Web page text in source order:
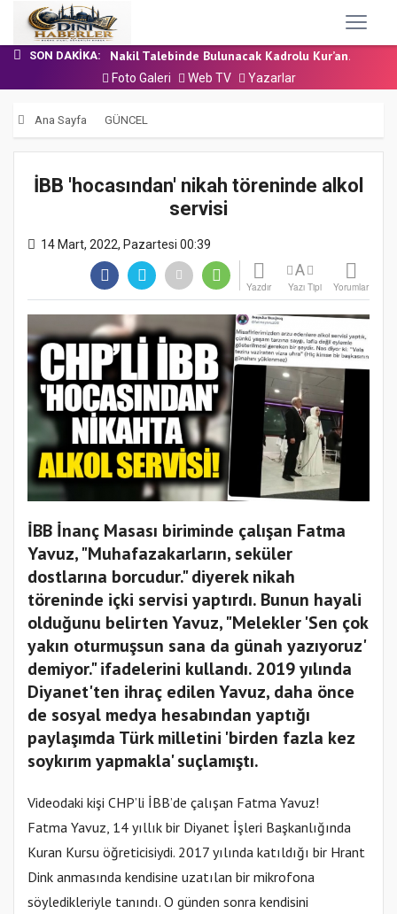
SON DAKIKA:
24 Temmuz 2026 - Cuma Hutbesi
7 Ağustos 2026 - Cuma Hutbesi
Nakil Talebinde Bulunacak Kadrolu Kur’an...
Aşçı Alımı (Kurum İçi) Sınavı (Sözlü) So...
24 Temmuz 2026 - Cuma Hutbesi
7 Ağustos 2026 - Cuma Hutbesi
Foto Galeri Web TV Yazarlar
Ana Sayfa GÜNCEL
İBB 'hocasından' nikah töreninde alkol
servisi
14 Mart, 2022, Pazartesi 00:39
Yazdır
A
Yazı Tipi Yorumlar
İBB İnanç Masası biriminde çalışan Fatma
Yavuz, "Muhafazakarların, seküler
dostlarına borcudur." diyerek nikah
töreninde içki servisi yaptırdı. Bunun hayali
olduğunu belirten Yavuz, "Melekler 'Sen çok
yakın oturmuşsun sana da günah yazıyoruz'
demiyor." ifadelerini kullandı. 2019 yılında
Diyanet'ten ihraç edilen Yavuz, daha önce
de sosyal medya hesabından yaptığı
paylaşımda Türk milletini 'birden fazla kez
soykırım yapmakla' suçlamıştı.
Videodaki kişi CHP’li İBB’de çalışan Fatma Yavuz!
Fatma Yavuz, 14 yıllık bir Diyanet İşleri Başkanlığında
Kuran Kursu öğreticisiydi. 2017 yılında katıldığı bir Hrant
Dink anmasında kendisine uzatılan bir mikrofona
söyledikleriyle tanındı. O günden sonra kendisini